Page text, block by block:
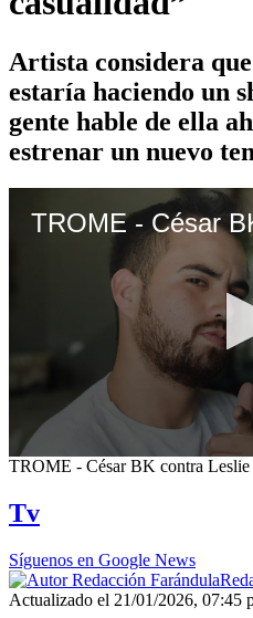
Artista considera que
estaría haciendo un
gente hable de ella
estrenar un nuevo
0
of
1
43
seconds
TROME - César BK contra Leslie
Tv
Síguenos en Google News
Actualizado el 21/01/2026, 07:45